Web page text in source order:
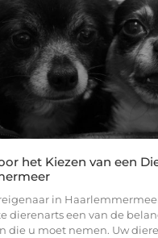
het Kiezen van een
in
dierenarts een van de
die u moet nemen. Uw